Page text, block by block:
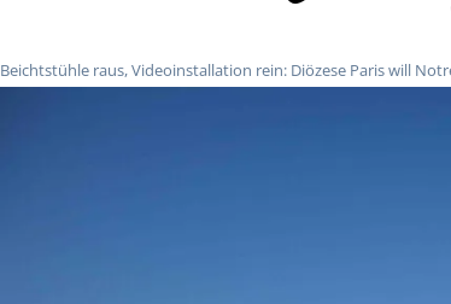
Beichtstühle raus, Videoinstallation rein: Diözese Paris will